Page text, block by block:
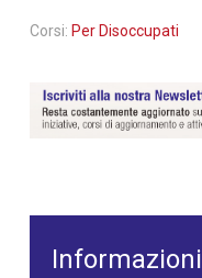
Corsi: Per Disoccupati
Informazioni